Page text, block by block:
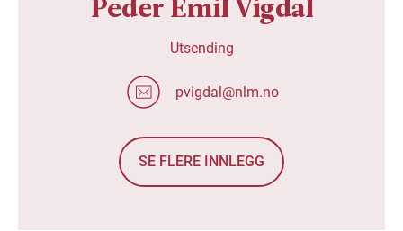
Utsending
pvigdal@nlm.no
SE FLERE INNLEGG